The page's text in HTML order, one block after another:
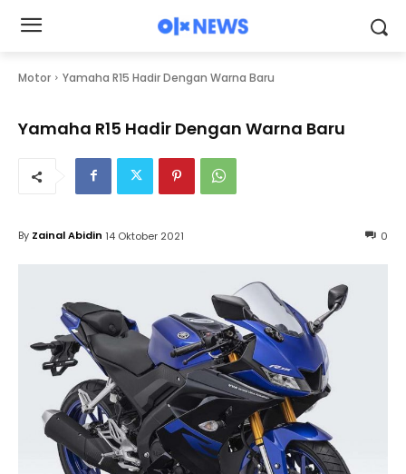
Motor Yamaha R15 Hadir Dengan Warna Baru
Yamaha R15 Hadir Dengan Warna Baru
0
By Zainal Abidin 14 Oktober 2021